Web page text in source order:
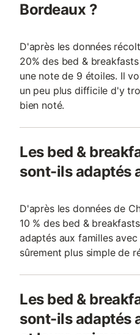
Bordeaux ?
D'après les données
20% des bed &
une note de 9 étoiles. Il
un peu plus difficile d'y
bien noté.
Les bed &
sont-ils adaptés
D'après les données de
10 % des bed &
adaptés aux familles
sûrement plus simple de
Les bed &
sont-ils adaptés